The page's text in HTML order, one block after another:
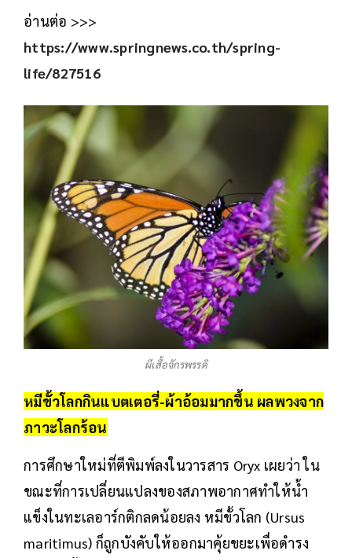
อ่านต่อ >>>
https://www.springnews.co.th/spring-
life/827516
ผีเสื้อจักรพรรดิ
หมีขั้วโลกกินแบตเตอรี่-ผ้าอ้อมมากขึ้น ผลพวงจาก
ภาวะโลกร้อน
การศึกษาใหม่ที่ตีพิมพ์ลงในวารสาร Oryx เผยว่า ใน
ขณะที่การเปลี่ยนแปลงของสภาพอากาศทำให้น้ำ
แข็งในทะเลอาร์กติกลดน้อยลง หมีขั้วโลก (Ursus
maritimus) ก็ถูกบังคับให้ออกมาคุ้ยขยะเพื่อดำรง